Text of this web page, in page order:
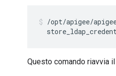
/opt/apigee/
Questo comando riavvia